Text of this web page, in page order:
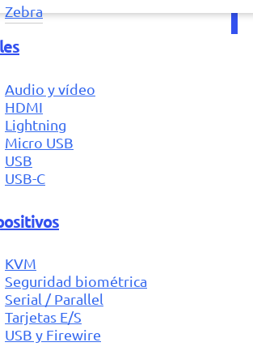
Zebra
Audio y vídeo
HDMI
Lightning
Micro USB
USB
USB-C
KVM
Seguridad biométrica
Serial / Parallel
Tarjetas E/S
USB y Firewire